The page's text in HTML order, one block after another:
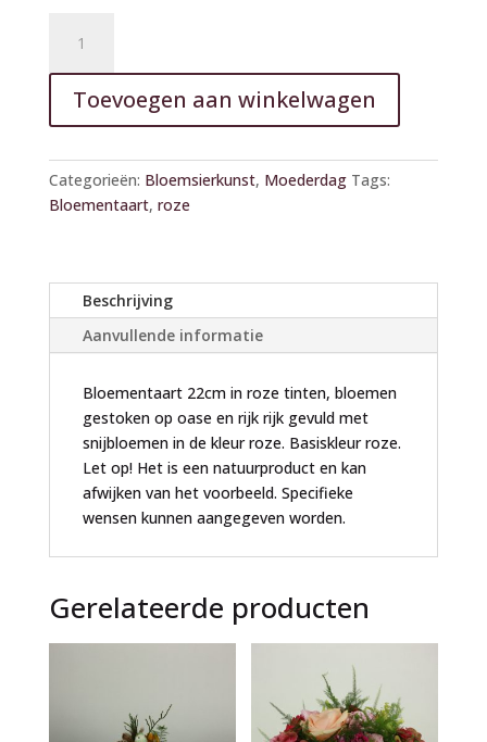
22cm
aantalToevoegen aan winkelwagen
e
i
:
Categorieën: Bloemsierkunst, Moederdag Tags:
Bloementaart, roze
Beschrijving
Aanvullende informatie
Bloementaart 22cm in roze tinten, bloemen
gestoken op oase en rijk rijk gevuld met
snijbloemen in de kleur roze. Basiskleur roze.
Let op! Het is een natuurproduct en kan
afwijken van het voorbeeld. Specifieke
wensen kunnen aangegeven worden.
Gerelateerde producten